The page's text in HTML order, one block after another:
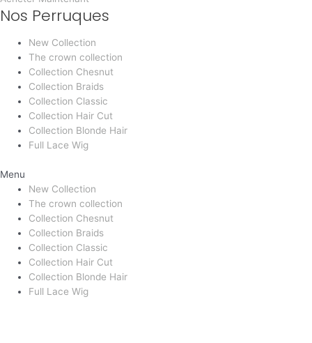
Nos Perruques
New Collection
The crown collection
Collection Chesnut
Collection Braids
Collection Classic
Collection Hair Cut
Collection Blonde Hair
Full Lace Wig
Menu
New Collection
The crown collection
Collection Chesnut
Collection Braids
Collection Classic
Collection Hair Cut
Collection Blonde Hair
Full Lace Wig